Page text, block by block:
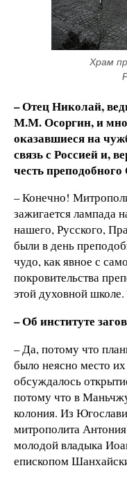
Храм
– Отец Николай,
М.М. Осоргин, и
оказавшиеся на
связь с Россией и,
честь
– Конечно!
зажигается лампада
нашего, Русского,
были в день
чудо, как явное с
покровительства
этой духовной школе.
– Об институте
– Да, потому что
было неясно место
обсуждалось
потому что в
колония. Из
митрополита
молодой владыка
епископом